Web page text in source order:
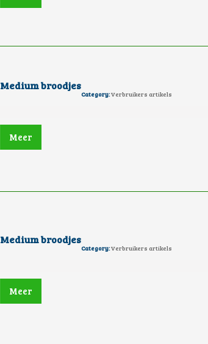
Medium broodjes
Category:Verbruikers artikels
Meer
Medium broodjes
Category:Verbruikers artikels
Meer